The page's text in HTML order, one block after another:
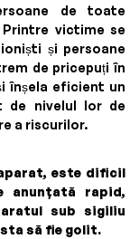
de toate
victime se
și persoane
de pricepuți în
înșela eficient un
de nivelul lor de
a riscurilor.
este dificil
anunțată rapid,
sub sigiliu
să fie golit.